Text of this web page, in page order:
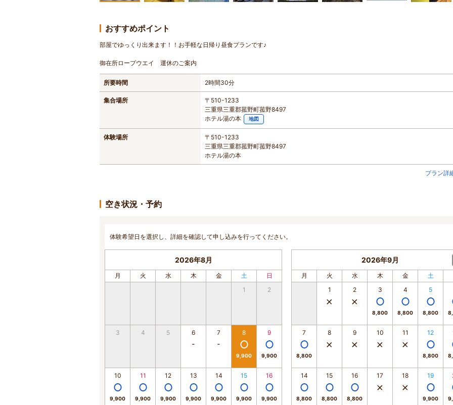
おすすめポイント
部屋でゆっくり出来ます！！お手軽な日帰り昼食プランです♪
御在所ロープウエイ 運休のご案内
所要時間 2時間30分
集合場所
〒510-1233
三重県三重郡菰野町菰野8497
ホテル湯の本
地図
体験場所
〒510-1233
三重県三重郡菰野町菰野8497
ホテル湯の本
プラン詳
空き状況・予約
体験希望日を選択し、詳細を確認して申し込みを行ってください。
2026年8月
月 火 水 木 金 土
日
1
2
3 4 5 6 7 8
9,900
9
9,900
10
9,900
11
9,900
12
9,900
13
9,900
14
9,900
15
9,900
16
9,900
2026年9月
月 火 水 木 金 土
1
2 3
8,800
4
8,800
5
8,800
7
8,800
8 9 10 11 12
8,800
14
8,800
15
8,800
16
8,800
17 18 19
9,900